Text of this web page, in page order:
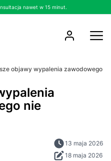
nawet w 15 minut.
objawy wypalenia zawodowego –
nie
13 maja 2026
18 maja 2026